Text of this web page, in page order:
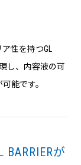
性を持つGL
し、内容液の可
能です。
が